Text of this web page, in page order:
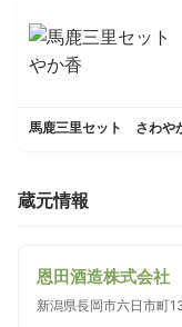
馬鹿三里セット さわや
蔵元情報
恩田酒造株式会社
新潟県長岡市六日市町